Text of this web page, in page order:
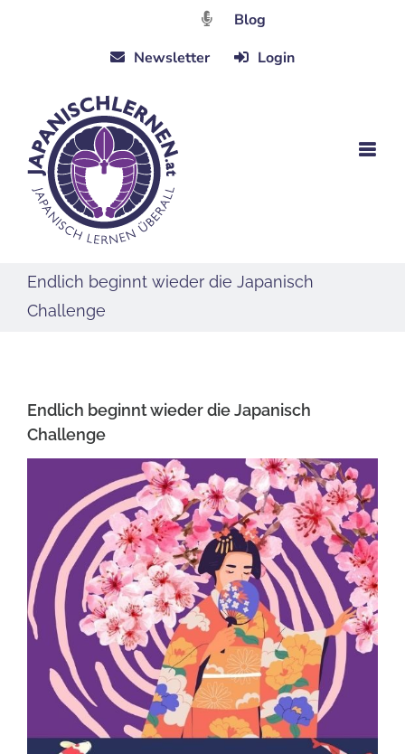
Blog
Newsletter
Login
Endlich beginnt wieder die Japanisch
Challenge
Endlich beginnt wieder die Japanisch
Challenge